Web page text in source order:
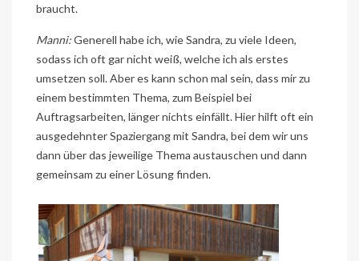
braucht.
Manni:Generell habe ich, wie Sandra, zu viele Ideen,
sodass ich oft gar nicht weiß, welche ich als erstes
umsetzen soll. Aber es kann schon mal sein, dass mir zu
einem bestimmten Thema, zum Beispiel bei
Auftragsarbeiten, länger nichts einfällt. Hier hilft oft ein
ausgedehnter Spaziergang mit Sandra, bei dem wir uns
dann über das jeweilige Thema austauschen und dann
gemeinsam zu einer Lösung finden.